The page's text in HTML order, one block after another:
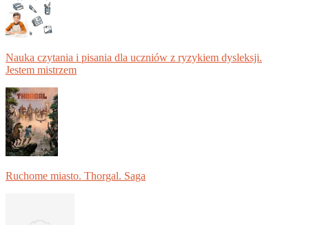
Nauka czytania i pisania dla uczniów z ryzykiem dysleksji.
Jestem mistrzem
Ruchome miasto. Thorgal. Saga